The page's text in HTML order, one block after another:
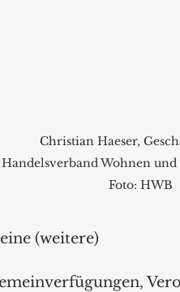
Christian Haeser,
Handelsverband Wohnen und
Foto: HWB
(weitere)